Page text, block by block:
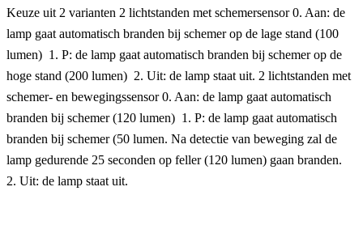
Keuze uit 2 varianten 2 lichtstanden met schemersensor 0. Aan: de
lamp gaat automatisch branden bij schemer op de lage stand (100
lumen) 1. P: de lamp gaat automatisch branden bij schemer op de
hoge stand (200 lumen) 2. Uit: de lamp staat uit. 2 lichtstanden met
schemer- en bewegingssensor 0. Aan: de lamp gaat automatisch
branden bij schemer (120 lumen) 1. P: de lamp gaat automatisch
branden bij schemer (50 lumen. Na detectie van beweging zal de
lamp gedurende 25 seconden op feller (120 lumen) gaan branden.
2. Uit: de lamp staat uit.